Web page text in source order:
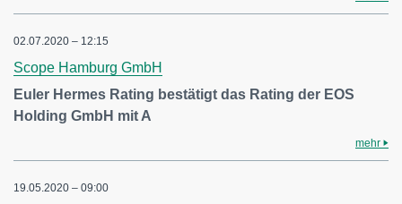
02.07.2020 – 12:15
Scope Hamburg GmbH
Euler Hermes Rating bestätigt das Rating der EOS
Holding GmbH mit A
mehr
19.05.2020 – 09:00